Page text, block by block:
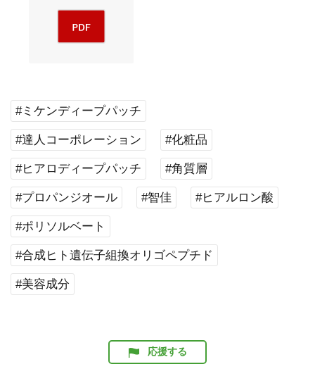
#ミケンディープパッチ
#達人コーポレーション #化粧品
#ヒアロディープパッチ #角質層
#プロパンジオール #智佳 #ヒアルロン酸
#ポリソルベート
#合成ヒト遺伝子組換オリゴペプチド
#美容成分
応援する